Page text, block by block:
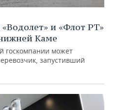
и «Флот РТ»
Каме
госкомпании может
запустивший